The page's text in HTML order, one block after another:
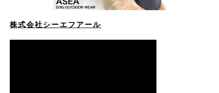
株式会社シーエフアール